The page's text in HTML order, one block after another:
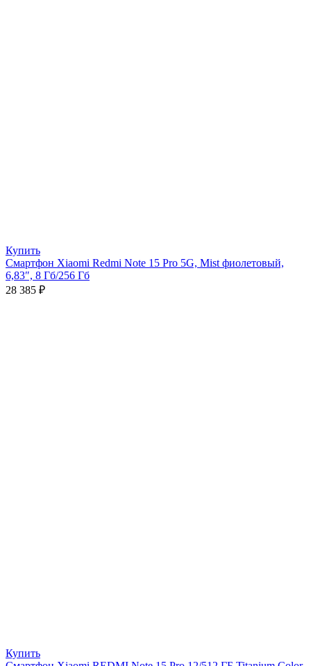
Купить
Смартфон Xiaomi Redmi Note 15 Pro 5G, Mist фиолетовый,
6,83″, 8 Гб/256 Гб
28 385 ₽
Купить